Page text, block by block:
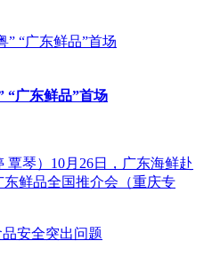
“广东鲜品”首场
琴）10月26日，广东海鲜赴
鲜品全国推介会（重庆专